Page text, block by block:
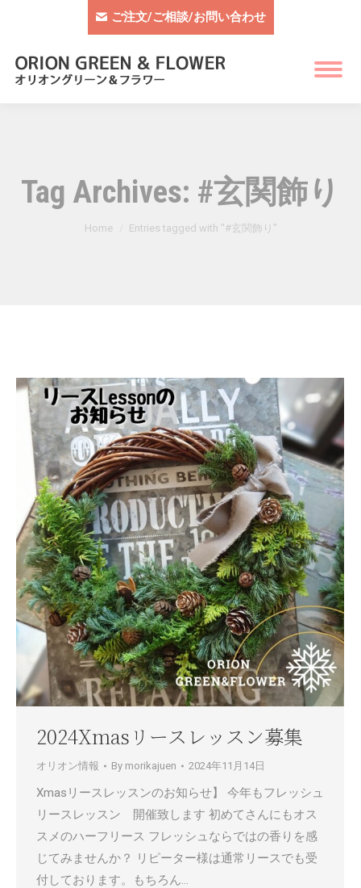
ご注文/ご相談/お問い合わせ
Tag Archives: #玄関飾り
You are here:
Home Entries tagged with "#玄関飾り"
2024Xmasリースレッスン募集
オリオン情報 By morikajuen 2024年11月14日
Xmasリースレッスンのお知らせ】 今年もフレッシュ
リースレッスン 開催致します 初めてさんにもオス
スメのハーフリース フレッシュならではの香りを感
じてみませんか？ リピーター様は通常リースでも受
付しております。もちろん…